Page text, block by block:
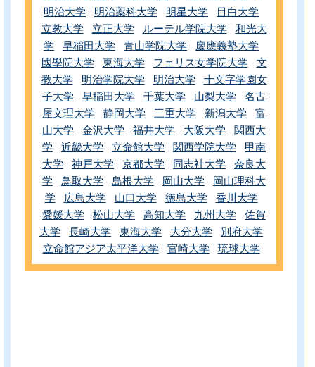
明治大学
明治薬科大学 明星大学
目白大学
立教大学
立正大学 ルーテル学院大学
和光大
学
早稲田大学 青山学院大学
慶應義塾大学
國學院大学
東海大学 フェリス女学院大学
文
教大学
明治学院大学 明治大学
十文字学園女
子大学
早稲田大学 千葉大学 山梨大学
名古
屋文理大学
静岡大学 三重大学 新潟大学
富
山大学
金沢大学 福井大学 大阪大学
関西大
学
近畿大学 立命館大学 関西学院大学
甲南
大学
神戸大学 京都大学 同志社大学
奈良大
学
鳥取大学 島根大学 岡山大学
岡山理科大
学
広島大学 山口大学 徳島大学
香川大学
愛媛大学
松山大学 高知大学 九州大学
佐賀
大学
長崎大学 東海大学 大分大学
別府大学
立命館アジア太平洋大学
宮崎大学 琉球大学